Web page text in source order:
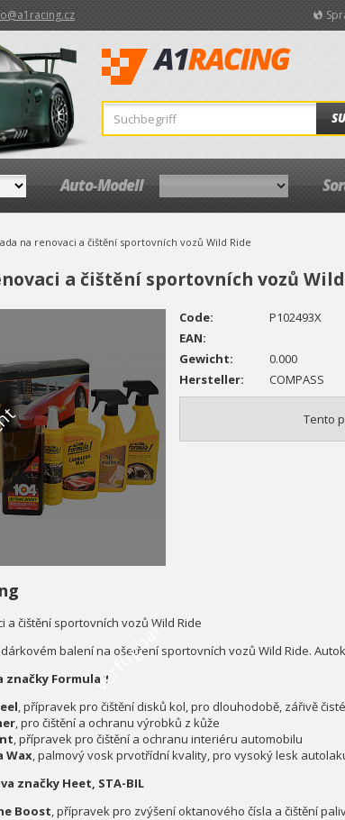
Auto-Modell
na renovaci a čištění sportovních vozů Wild Ride
a čištění sportovních vozů
r
Code:
P102493X
EAN:
Gewicht:
0.000
Hersteller:
COMPASS
Tento
a čištění sportovních vozů Wild Ride
balení na ošetření sportovních vozů Wild Ride.
Formula 1
, přípravek pro čištění disků kol, pro dlouhodobě, zářivě
, pro čištění a ochranu výrobků z kůže
, přípravek pro čištění a ochranu interiéru automobilu
Wax, palmový vosk prvotřídní kvality, pro vysoký lesk
značky Heet, STA-BIL
Boost, přípravek pro zvýšení oktanového čísla a čištění